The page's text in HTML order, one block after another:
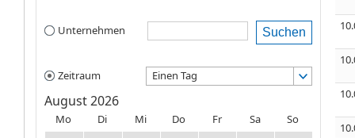
Unternehmen Suchen
Zeitraum Einen Tag
August 2026
Mo Di Mi Do Fr Sa
So